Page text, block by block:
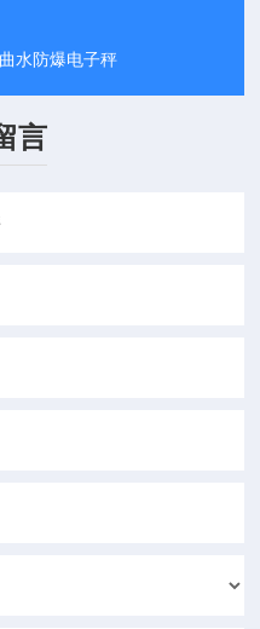
水防爆电子秤
言